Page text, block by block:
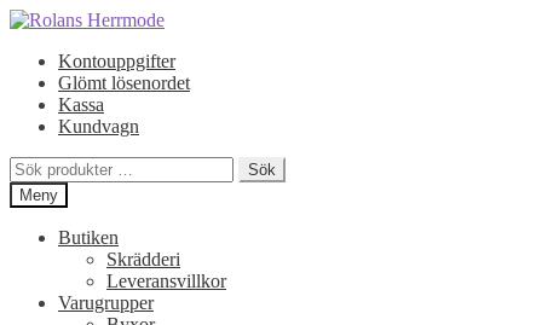
Hoppa
navigering
Hoppa
innehållKontouppgifter
Glömt lösenordet
Kassa
Kundvagn
Sök
efter:
Sök
Meny
Butiken
Skrädderi
Leveransvillkor
Varugrupper